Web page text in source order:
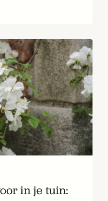
in je tuin: